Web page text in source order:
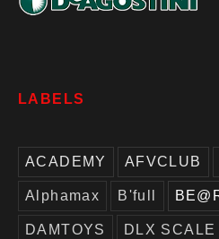
LABELS
ACADEMY AFVCLUB
Alphamax B'full
DAMTOYS DLX SCALE